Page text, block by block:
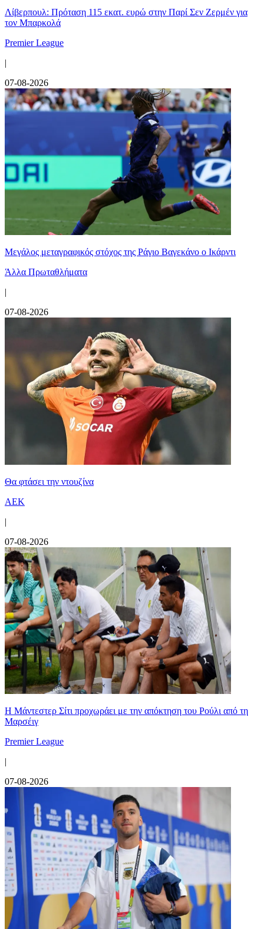
Λίβερπουλ: Πρόταση 115 εκατ. ευρώ στην Παρί Σεν Ζερμέν για
τον Μπαρκολά
Premier League
|
07-08-2026
Μεγάλος μεταγραφικός στόχος της Ράγιο Βαγεκάνο ο Ικάρντι
Άλλα Πρωταθλήματα
|
07-08-2026
Θα φτάσει την ντουζίνα
ΑΕΚ
|
07-08-2026
Η Μάντεστερ Σίτι προχωράει με την απόκτηση του Ρούλι από τη
Μαρσέιγ
Premier League
|
07-08-2026